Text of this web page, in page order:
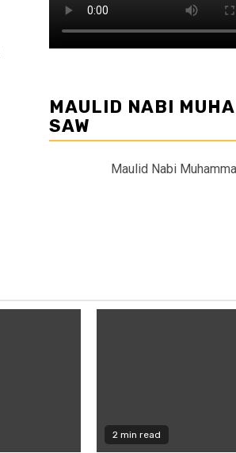
MAULID NABI
SAW
Maulid Nabi
2 min read